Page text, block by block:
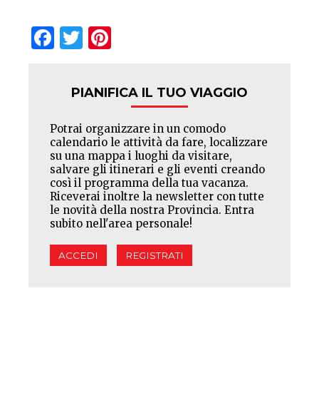
Facebook
Twitter
PIANIFICA IL TUO VIAGGIO
Potrai organizzare in un comodo
calendario le attività da fare, localizzare
su una mappa i luoghi da visitare,
salvare gli itinerari e gli eventi creando
così il programma della tua vacanza.
Riceverai inoltre la newsletter con tutte
le novità della nostra Provincia. Entra
subito nell'area personale!
ACCEDI REGISTRATI